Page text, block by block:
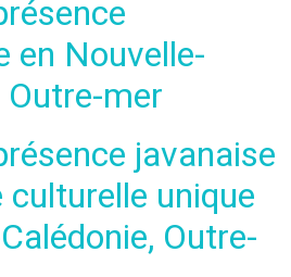
en Nouvelle-
Outre-mer
javanaise
culturelle unique
Outre-